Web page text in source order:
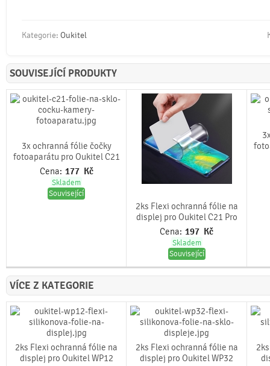
Kategorie: Oukitel
SOUVISEJÍCÍ PRODUKTY
3x ochranná fólie čočky
fotoaparátu pro Oukitel C21
Cena: 177 Kč
Skladem
Související
2ks Flexi ochranná fólie na
displej pro Oukitel C21 Pro
Cena: 197 Kč
Skladem
Související
VÍCE Z KATEGORIE
2ks Flexi ochranná fólie na
displej pro Oukitel WP12
2ks Flexi ochranná fólie na
displej pro Oukitel WP32